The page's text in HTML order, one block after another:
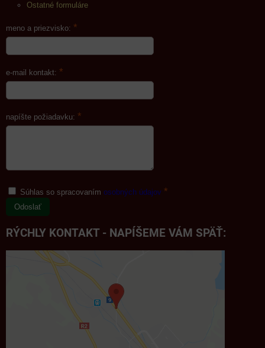
Ostatné formuláre
meno a priezvisko: *
e-mail kontakt: *
napíšte požiadavku: *
Súhlas so spracovaním osobných údajov *
Odoslať
RÝCHLY KONTAKT - NAPÍŠEME VÁM SPÄŤ: